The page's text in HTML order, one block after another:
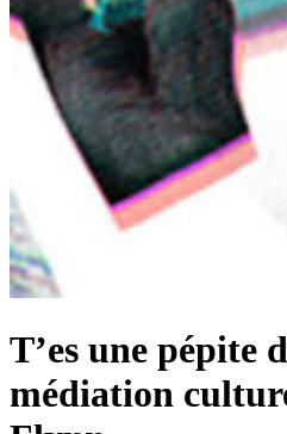
T’es une pépite
médiation